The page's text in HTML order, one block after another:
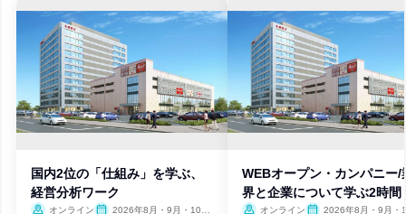
国内2位の「仕組み」を学ぶ、
経営分析ワーク
オンライン
2026年8月・9月・10
WEBオープン・カンパニー/
界と企業について学ぶ2時間
オンライン
2026年8月・9月・